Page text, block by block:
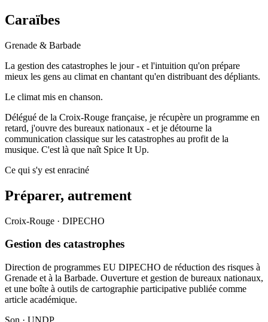
Caraïbes
Grenade & Barbade
La gestion des catastrophes le jour - et l'intuition qu'on prépare
mieux les gens au climat en chantant qu'en distribuant des dépliants.
Le climat mis en chanson.
Délégué de la Croix-Rouge française, je récupère un programme en
retard, j'ouvre des bureaux nationaux - et je détourne la
communication classique sur les catastrophes au profit de la
musique. C'est là que naît Spice It Up.
Ce qui s'y est enraciné
Préparer, autrement
Croix-Rouge · DIPECHO
Gestion des catastrophes
Direction de programmes EU DIPECHO de réduction des risques à
Grenade et à la Barbade. Ouverture et gestion de bureaux nationaux,
et une boîte à outils de cartographie participative publiée comme
article académique.
Son · UNDP